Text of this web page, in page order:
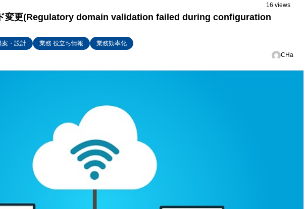
16 views
変更(Regulatory domain validation failed during configuration
案・設計 業務 役立ち情報
業務効率化
CHa